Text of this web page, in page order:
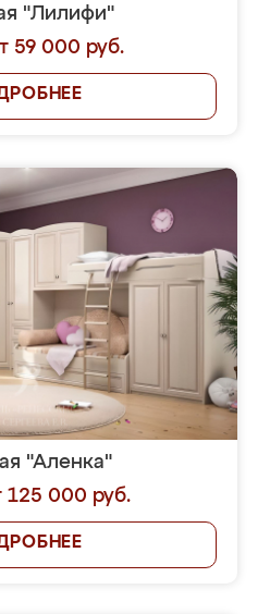
"Лилифи"
59 000 руб.
"Аленка"
125 000 руб.